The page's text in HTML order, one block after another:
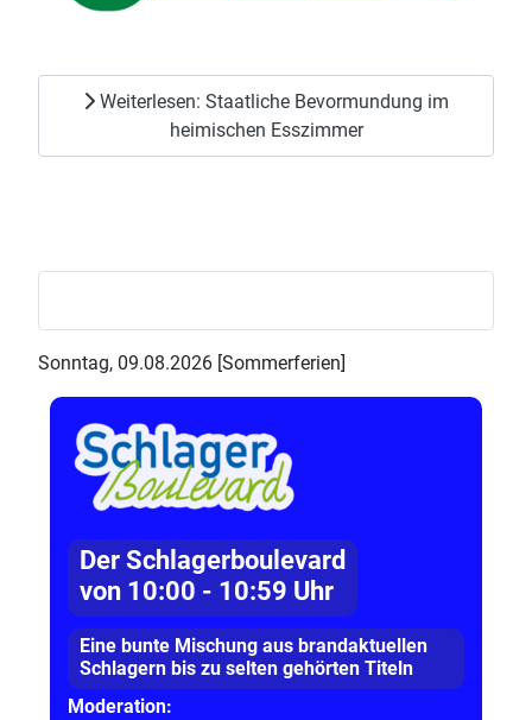
Weiterlesen: Staatliche Bevormundung im
heimischen Esszimmer
Sonntag, 09.08.2026 [Sommerferien]
Der Schlagerboulevard
von 10:00 - 10:59 Uhr
Eine bunte Mischung aus brandaktuellen
Schlagern bis zu selten gehörten Titeln
Moderation: